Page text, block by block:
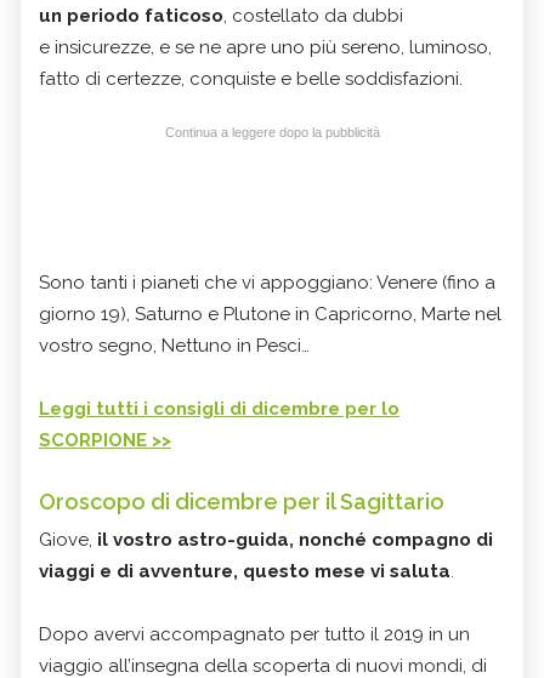
un periodo faticoso, costellato da dubbi
e insicurezze, e se ne apre uno più sereno, luminoso,
fatto di certezze, conquiste e belle soddisfazioni.
Continua a leggere dopo la pubblicità
Sono tanti i pianeti che vi appoggiano: Venere (fino a
giorno 19), Saturno e Plutone in Capricorno, Marte nel
vostro segno, Nettuno in Pesci…
Leggi tutti i consigli di dicembre per lo
SCORPIONE >>
Oroscopo di dicembre per il Sagittario
Giove, il vostro astro-guida, nonché compagno di
viaggi e di avventure, questo mese vi saluta.
Dopo avervi accompagnato per tutto il 2019 in un
viaggio all’insegna della scoperta di nuovi mondi, di